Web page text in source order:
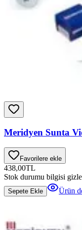
Meridyen Sunta
Favorilere ekle
438,00TL
Stok durumu bilgisi
Sepete Ekle Ürün